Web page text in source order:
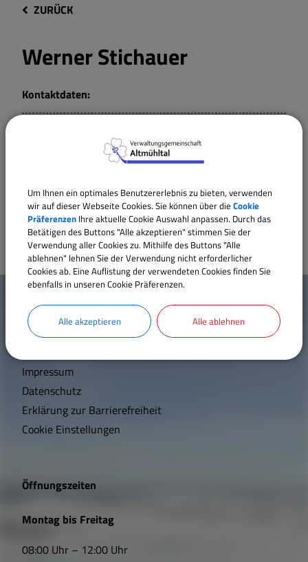
ZURÜCK
Werner Stichauer
Kontaktdaten:
Gemeinderat Meinheim
W
h
t
i
e
L
Kontakt
Impressum
Datenschutz
Erklärung zur Barrierefreiheit
Cookie Einstellungen
Öffnungszeiten
Montag bis Freitag
08:00 Uhr – 12:00 Uhr
Um Ihnen ein optimales Benutzererlebnis zu bieten, verwenden
wir auf dieser Webseite Cookies. Sie können über die Cookie
Präferenzen Ihre aktuelle Cookie Auswahl anpassen. Durch das
Betätigen des Buttons "Alle akzeptieren" stimmen Sie der
Verwendung aller Cookies zu. Mithilfe des Buttons "Alle
ablehnen" lehnen Sie der Verwendung nicht erforderlicher
Cookies ab. Eine Auflistung der verwendeten Cookies finden Sie
ebenfalls in unseren Cookie Präferenzen.
Alle akzeptieren Alle ablehnen